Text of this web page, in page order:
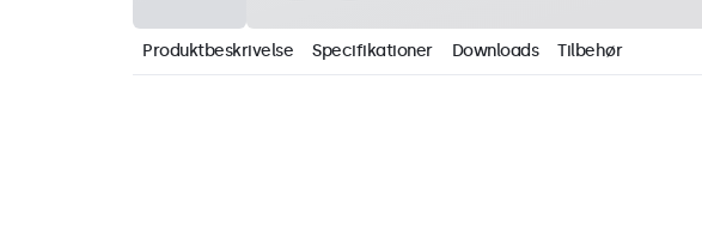
Produktbeskrivelse Specifikationer Downloads Tilbehør